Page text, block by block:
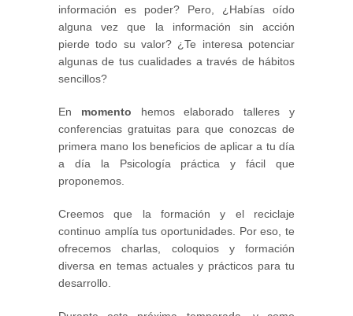
información es poder? Pero, ¿Habías oído
alguna vez que la información sin acción
pierde todo su valor? ¿Te interesa potenciar
algunas de tus cualidades a través de hábitos
sencillos?
En momento hemos elaborado talleres y
conferencias gratuitas para que conozcas de
primera mano los beneficios de aplicar a tu día
a día la Psicología práctica y fácil que
proponemos.
Creemos que la formación y el reciclaje
continuo amplía tus oportunidades. Por eso, te
ofrecemos charlas, coloquios y formación
diversa en temas actuales y prácticos para tu
desarrollo.